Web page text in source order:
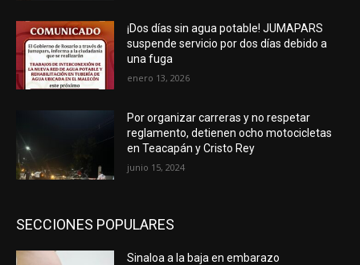
¡Dos días sin agua potable! JUMAPARS
suspende servicio por dos días debido a
una fuga
enero 13, 2026
Por organizar carreras y no respetar
reglamento, detienen ocho motocicletas
en Teacapán y Cristo Rey
junio 15, 2024
SECCIONES POPULARES
Sinaloa a la baja en embarazo